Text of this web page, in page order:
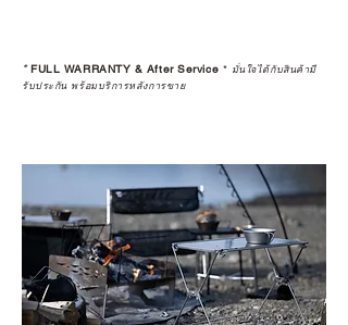
*FULL WARRANTY & After Service * มั่นใจได้กับสินค้ามี
รับประกัน พร้อมบริการหลังการขาย